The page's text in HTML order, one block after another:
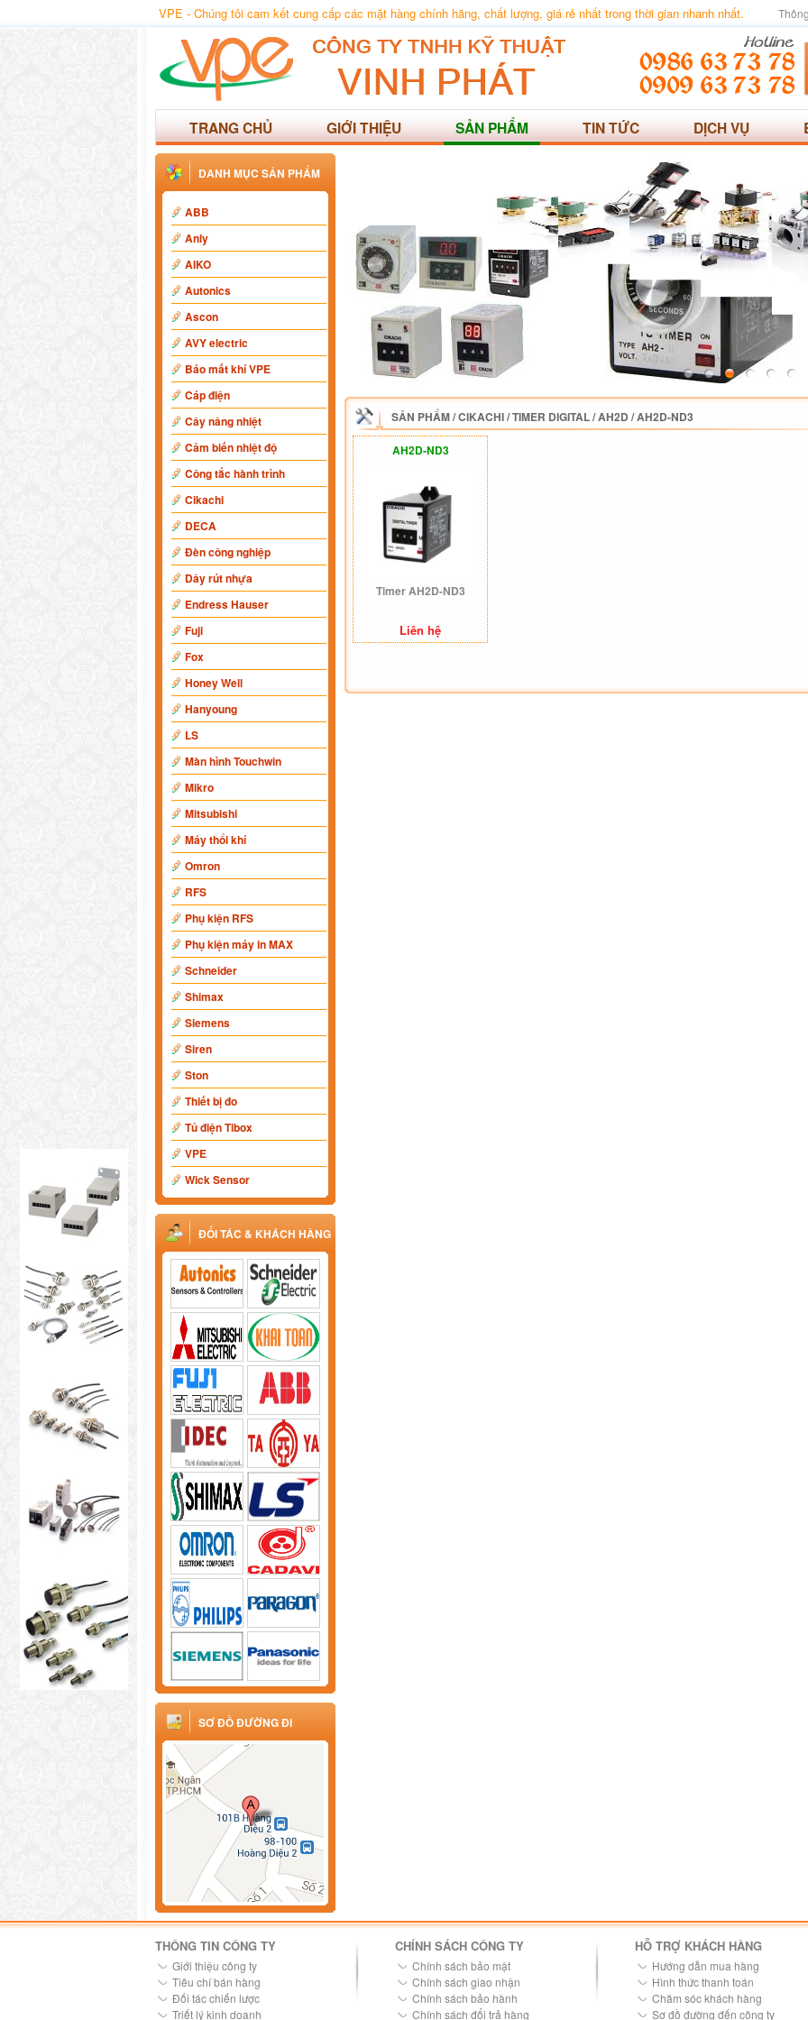
VPE - Chúng tôi cam kết cung cấp các mặt hàng chính hãng, chất lượng, giá rẻ nhất trong thời gian nhanh nhất.
TRANG CHỦ GIỚI THIỆU SẢN PHẨM TIN TỨC DỊCH VỤ
DANH MỤC SẢN PHẨM
ABB
Anly
AIKO
Autonics
Ascon
AVY electric
Báo mất khí VPE
Cáp điện
Cây nâng nhiệt
Cảm biến nhiệt độ
Công tắc hành trình
Cikachi
DECA
Đèn công nghiệp
Dây rút nhựa
Endress Hauser
Fuji
Fox
Honey Well
Hanyoung
LS
Màn hình Touchwin
Mikro
Mitsubishi
Máy thổi khí
Omron
RFS
Phụ kiện RFS
Phụ kiện máy in MAX
Schneider
Shimax
Siemens
Siren
Ston
Thiết bị đo
Tủ điện Tibox
VPE
Wick Sensor
ĐỐI TÁC & KHÁCH HÀNG
SƠ ĐỒ ĐƯỜNG ĐI
SẢN PHẨM/CIKACHI/TIMER DIGITAL/AH2D /AH2D-ND3
AH2D-ND3
Timer AH2D-ND3
Liên hệ
THÔNG TIN CÔNG TY
Giới thiệu công ty
Tiêu chí bán hàng
Đối tác chiến lược
Triết lý kinh doanh
CHÍNH SÁCH CÔNG TY
Chính sách bảo mật
Chính sách giao nhận
Chính sách bảo hành
Chính sách đổi trả hàng
HỖ TRỢ KHÁCH HÀNG
Hướng dẫn mua hàng
Hình thức thanh toán
Chăm sóc khách hàng
Sơ đồ đường đến công ty